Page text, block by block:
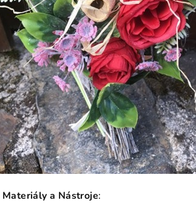
Materiály a Nástroje: